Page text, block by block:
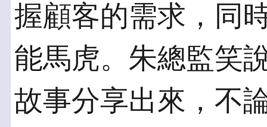
握顧客的需求，同
能馬虎。朱總監笑
故事分享出來，不